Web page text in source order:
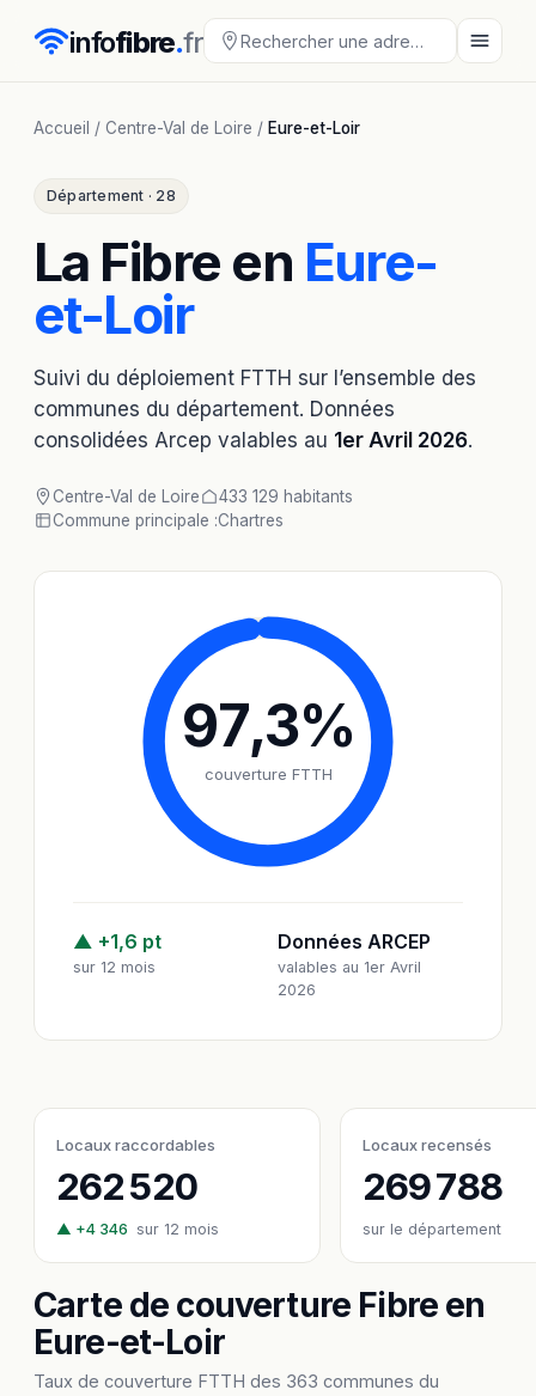
infofibre.fr
Accueil / Centre-Val de Loire / Eure-et-Loir
Département · 28
La Fibre en Eure-
et-Loir
Suivi du déploiement FTTH sur l’ensemble des
communes du département. Données
consolidées Arcep valables au 1er Avril 2026.
Centre-Val de Loire
433 129 habitants
Commune principale :Chartres
97,3%
couverture FTTH
▲ +1,6 pt
sur 12 mois
Données ARCEP
valables au 1er Avril
2026
Locaux raccordables
262 520
▲ +4 346 sur 12 mois
Locaux recensés
269 788
sur le département
Carte de couverture Fibre en
Eure-et-Loir
Taux de couverture FTTH des 363 communes du